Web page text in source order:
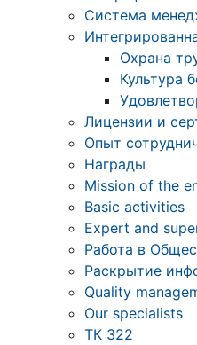
Система
Охрана
Культура
Лицензии и
Опыт
Награды
Mission of the
Basic activities
Expert and
Работа в
Раскрытие
Quality
Our specialists
ТК 322